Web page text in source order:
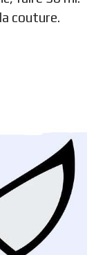
couture.